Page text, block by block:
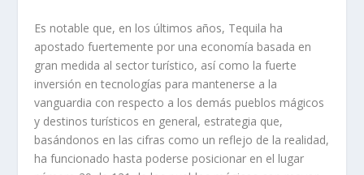
Es notable que, en los últimos años, Tequila ha
apostado fuertemente por una economía basada en
gran medida al sector turístico, así como la fuerte
inversión en tecnologías para mantenerse a la
vanguardia con respecto a los demás pueblos mágicos
y destinos turísticos en general, estrategia que,
basándonos en las cifras como un reflejo de la realidad,
ha funcionado hasta poderse posicionar en el lugar